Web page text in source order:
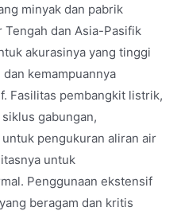
minyak dan pabrik
dan Asia-Pasifik
akurasinya yang tinggi
kemampuannya
Fasilitas pembangkit listrik,
gabungan,
pengukuran aliran air
untuk
Penggunaan ekstensif
beragam dan kritis